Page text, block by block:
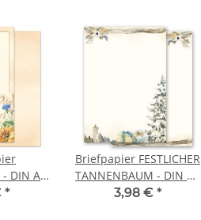
- DIN A6
*
Briefpapier FESTLICHER
TANNENBAUM - DIN A6
Format 100 Blatt
3,98 € *